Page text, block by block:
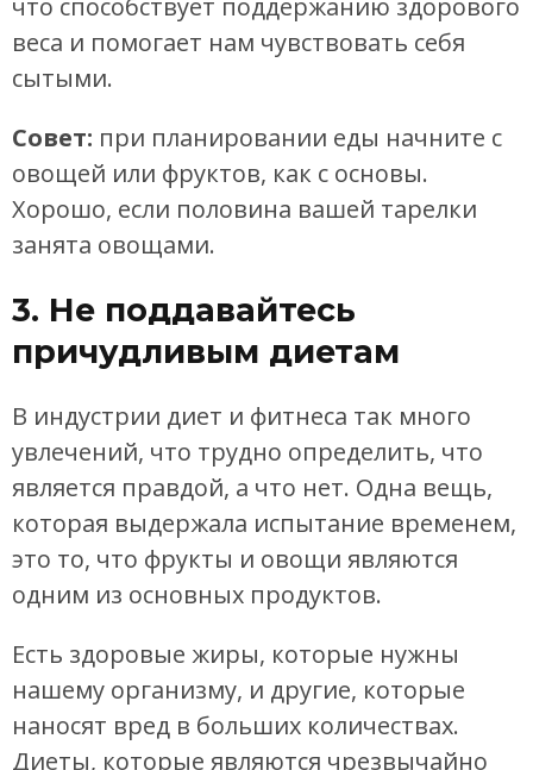
веса и помогает нам чувствовать себя
сытыми.
Совет: при планировании еды начните с
овощей или фруктов, как с основы.
Хорошо, если половина вашей тарелки
занята овощами.
3. Не поддавайтесь
причудливым диетам
В индустрии диет и фитнеса так много
увлечений, что трудно определить, что
является правдой, а что нет. Одна вещь,
которая выдержала испытание временем,
это то, что фрукты и овощи являются
одним из основных продуктов.
Есть здоровые жиры, которые нужны
нашему организму, и другие, которые
наносят вред в больших количествах.
Диеты, которые являются чрезвычайно